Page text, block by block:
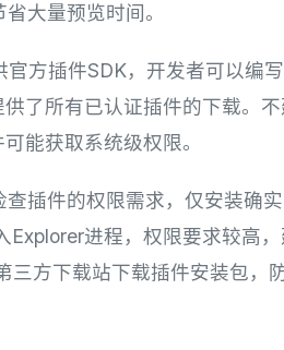
大量预览时间。
方插件SDK，开发者可以编
了所有已认证插件的下载。不
能获取系统级权限。
插件的权限需求，仅安装确实
进程，权限要求较高
方下载站下载插件安装包，